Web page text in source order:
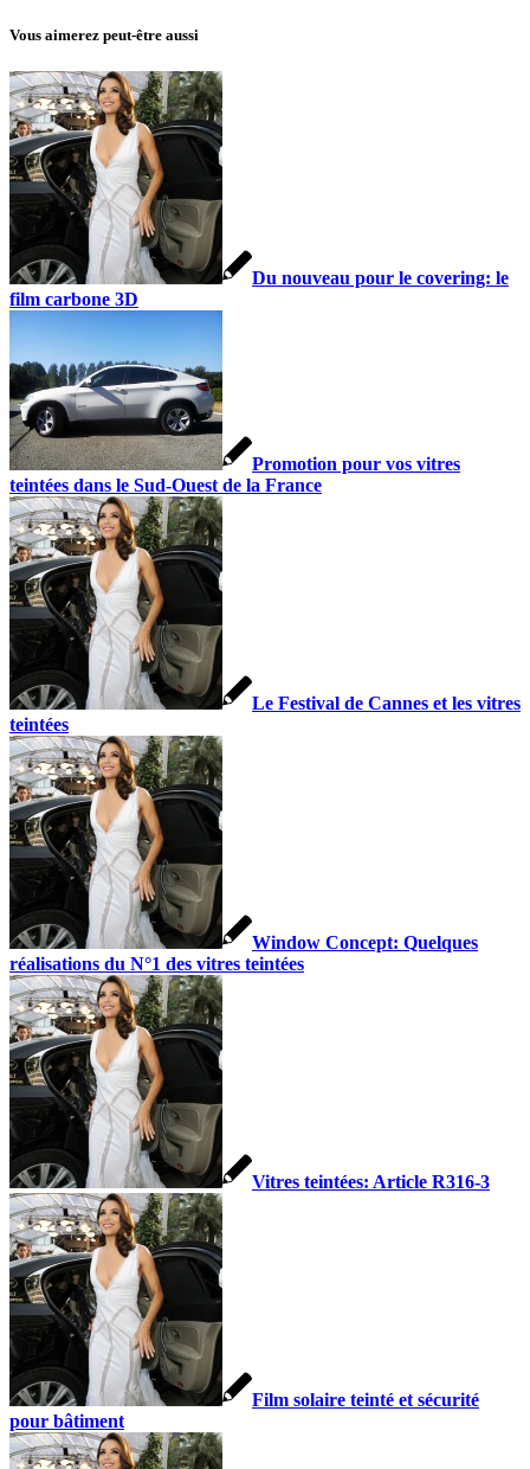
Vous aimerez peut-être aussi
Du nouveau pour le covering: le
film carbone 3D
Promotion pour vos vitres
teintées dans le Sud-Ouest de la France
Le Festival de Cannes et les vitres
teintées
Window Concept: Quelques
réalisations du N°1 des vitres teintées
Vitres teintées: Article R316-3
Film solaire teinté et sécurité
pour bâtiment